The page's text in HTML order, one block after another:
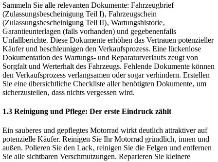
Sammeln Sie alle relevanten Dokumente: Fahrzeugbrief
(Zulassungsbescheinigung Teil I)‚ Fahrzeugschein
(Zulassungsbescheinigung Teil II)‚ Wartungshistorie‚
Garantieunterlagen (falls vorhanden) und gegebenenfalls
Unfallberichte. Diese Dokumente erhöhen das Vertrauen potenzieller
Käufer und beschleunigen den Verkaufsprozess. Eine lückenlose
Dokumentation des Wartungs- und Reparaturverlaufs zeugt von
Sorgfalt und Werterhalt des Fahrzeugs. Fehlende Dokumente können
den Verkaufsprozess verlangsamen oder sogar verhindern. Erstellen
Sie eine übersichtliche Checkliste aller benötigten Dokumente‚ um
sicherzustellen‚ dass nichts vergessen wird.
1.3 Reinigung und Pflege: Der erste Eindruck zählt
Ein sauberes und gepflegtes Motorrad wirkt deutlich attraktiver auf
potenzielle Käufer. Reinigen Sie Ihr Motorrad gründlich‚ innen und
außen. Polieren Sie den Lack‚ reinigen Sie die Felgen und entfernen
Sie alle sichtbaren Verschmutzungen. Reparieren Sie kleinere